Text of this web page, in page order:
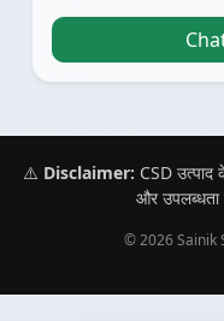
⚠️ Disclaimer: CSD
और
© 2026 Sainik